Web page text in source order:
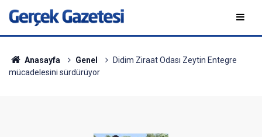
Anasayfa Genel
Didim Ziraat Odası Zeytin Entegre
mücadelesini sürdürüyor